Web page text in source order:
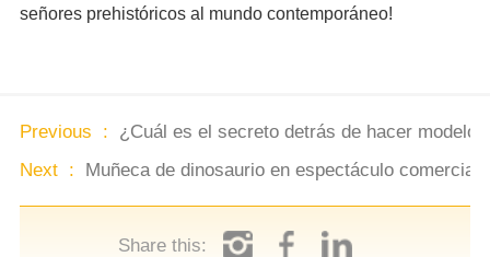
señores prehistóricos al mundo contemporáneo!
Previous : ¿Cuál es el secreto detrás de hacer
Next : Muñeca de dinosaurio en espectáculo
Share this: